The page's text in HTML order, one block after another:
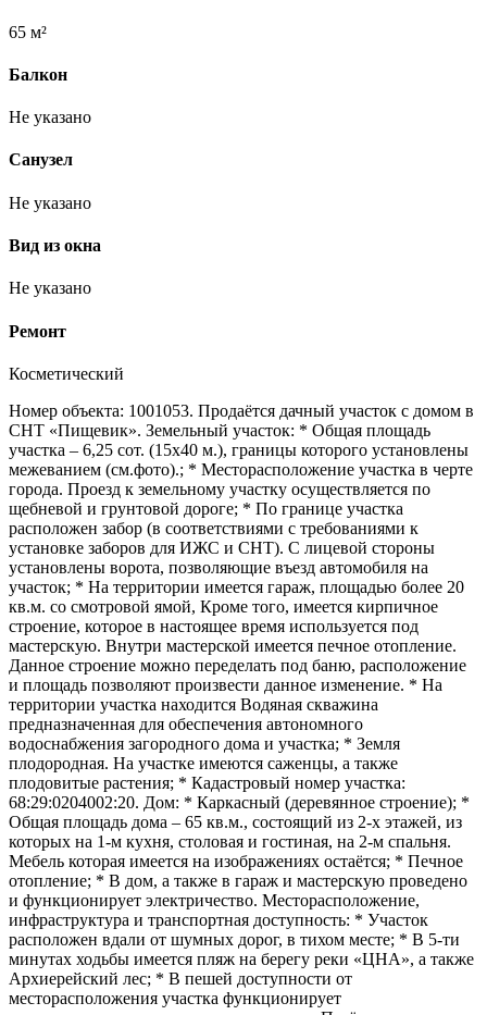
65 м²
Балкон
Не указано
Санузел
Не указано
Вид из окна
Не указано
Ремонт
Косметический
Номер объекта: 1001053. Продаётся дачный участок с домом в
СНТ «Пищевик». Земельный участок: * Общая площадь
участка – 6,25 сот. (15х40 м.), границы которого установлены
межеванием (см.фото).; * Месторасположение участка в черте
города. Проезд к земельному участку осуществляется по
щебневой и грунтовой дороге; * По границе участка
расположен забор (в соответствиями с требованиями к
установке заборов для ИЖС и СНТ). С лицевой стороны
установлены ворота, позволяющие въезд автомобиля на
участок; * На территории имеется гараж, площадью более 20
кв.м. со смотровой ямой, Кроме того, имеется кирпичное
строение, которое в настоящее время используется под
мастерскую. Внутри мастерской имеется печное отопление.
Данное строение можно переделать под баню, расположение
и площадь позволяют произвести данное изменение. * На
территории участка находится Водяная скважина
предназначенная для обеспечения автономного
водоснабжения загородного дома и участка; * Земля
плодородная. На участке имеются саженцы, а также
плодовитые растения; * Кадастровый номер участка:
68:29:0204002:20. Дом: * Каркасный (деревянное строение); *
Общая площадь дома – 65 кв.м., состоящий из 2-х этажей, из
которых на 1-м кухня, столовая и гостиная, на 2-м спальня.
Мебель которая имеется на изображениях остаётся; * Печное
отопление; * В дом, а также в гараж и мастерскую проведено
и функционирует электричество. Месторасположение,
инфраструктура и транспортная доступность: * Участок
расположен вдали от шумных дорог, в тихом месте; * В 5-ти
минутах ходьбы имеется пляж на берегу реки «ЦНА», а также
Архиерейский лес; * В пешей доступности от
месторасположения участка функционирует